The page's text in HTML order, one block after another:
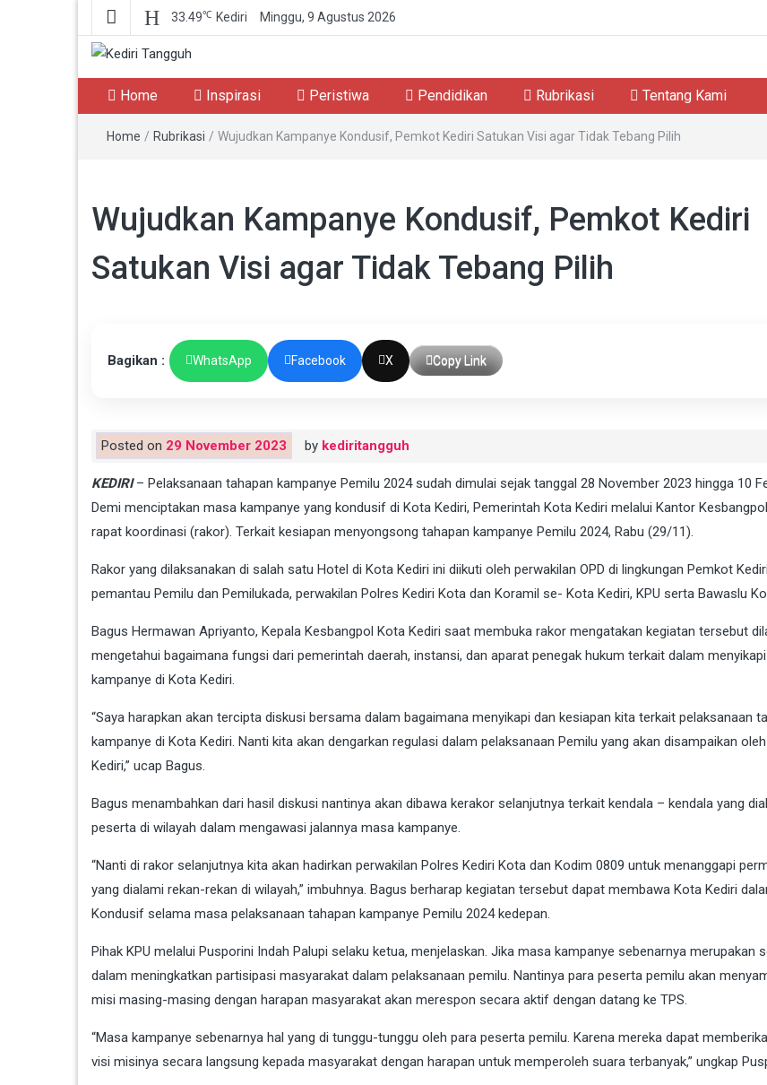
33.49℃ Kediri Minggu, 9 Agustus 2026
Kediri Tangguh
Berita Akurat Terpercaya
Home Inspirasi Peristiwa Pendidikan Rubrikasi Tentang Kami
Home / Rubrikasi / Wujudkan Kampanye Kondusif, Pemkot Kediri Satukan Visi agar Tidak Tebang Pilih
Wujudkan Kampanye Kondusif, Pemkot Kediri
Satukan Visi agar Tidak Tebang Pilih
Bagikan : WhatsApp Facebook X Copy Link
Posted on 29 November 2023 by kediritangguh
KEDIRI– Pelaksanaan tahapan kampanye Pemilu 2024 sudah dimulai sejak tanggal 28 November 2023 hingga 10
Demi menciptakan masa kampanye yang kondusif di Kota Kediri, Pemerintah Kota Kediri melalui Kantor
rapat koordinasi (rakor). Terkait kesiapan menyongsong tahapan kampanye Pemilu 2024, Rabu (29/11).
Rakor yang dilaksanakan di salah satu Hotel di Kota Kediri ini diikuti oleh perwakilan OPD di lingkungan Pemkot
pemantau Pemilu dan Pemilukada, perwakilan Polres Kediri Kota dan Koramil se- Kota Kediri, KPU serta Bawaslu
Bagus Hermawan Apriyanto, Kepala Kesbangpol Kota Kediri saat membuka rakor mengatakan kegiatan tersebut
mengetahui bagaimana fungsi dari pemerintah daerah, instansi, dan aparat penegak hukum terkait dalam
kampanye di Kota Kediri.
“Saya harapkan akan tercipta diskusi bersama dalam bagaimana menyikapi dan kesiapan kita terkait pelaksanaan
kampanye di Kota Kediri. Nanti kita akan dengarkan regulasi dalam pelaksanaan Pemilu yang akan disampaikan
Kediri,” ucap Bagus.
Bagus menambahkan dari hasil diskusi nantinya akan dibawa kerakor selanjutnya terkait kendala – kendala yang
peserta di wilayah dalam mengawasi jalannya masa kampanye.
“Nanti di rakor selanjutnya kita akan hadirkan perwakilan Polres Kediri Kota dan Kodim 0809 untuk menanggapi
yang dialami rekan-rekan di wilayah,” imbuhnya. Bagus berharap kegiatan tersebut dapat membawa Kota Kediri
Kondusif selama masa pelaksanaan tahapan kampanye Pemilu 2024 kedepan.
Pihak KPU melalui Pusporini Indah Palupi selaku ketua, menjelaskan. Jika masa kampanye sebenarnya merupakan
dalam meningkatkan partisipasi masyarakat dalam pelaksanaan pemilu. Nantinya para peserta pemilu akan
misi masing-masing dengan harapan masyarakat akan merespon secara aktif dengan datang ke TPS.
“Masa kampanye sebenarnya hal yang di tunggu-tunggu oleh para peserta pemilu. Karena mereka dapat
visi misinya secara langsung kepada masyarakat dengan harapan untuk memperoleh suara terbanyak,” ungkap